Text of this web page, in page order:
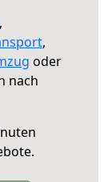
,
,
oder
nach